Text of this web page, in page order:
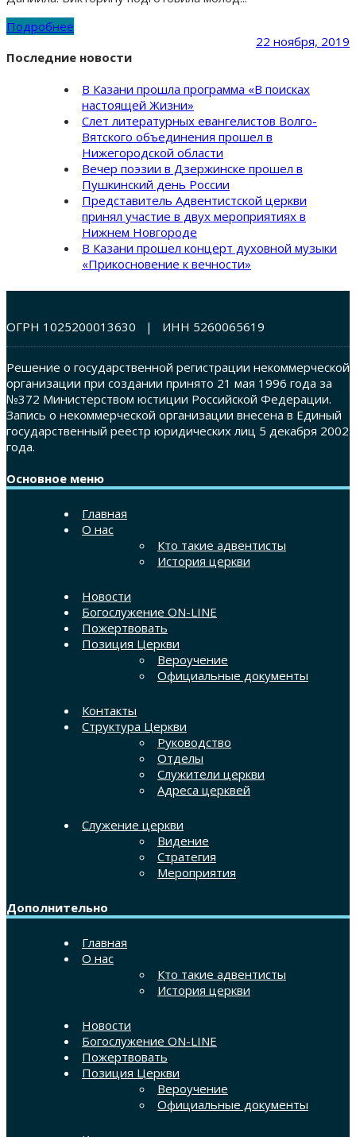
Подробнее
22 ноября, 2019
Последние новости
В Казани прошла программа «В поисках
настоящей Жизни»
Слет литературных евангелистов Волго-
Вятского объединения прошел в
Нижегородской области
Вечер поэзии в Дзержинске прошел в
Пушкинский день России
Представитель Адвентистской церкви
принял участие в двух мероприятиях в
Нижнем Новгороде
В Казани прошел концерт духовной музыки
«Прикосновение к вечности»
ОГРН 1025200013630 | ИНН 5260065619
Решение о государственной регистрации некоммерческой
организации при создании принято 21 мая 1996 года за
№372 Министерством юстиции Российской Федерации.
Запись о некоммерческой организации внесена в Единый
государственный реестр юридических лиц 5 декабря 2002
года.
Основное меню
Главная
О нас
Кто такие адвентисты
История церкви
Новости
Богослужение ON-LINE
Пожертвовать
Позиция Церкви
Вероучение
Официальные документы
Контакты
Структура Церкви
Руководство
Отделы
Служители церкви
Адреса церквей
Служение церкви
Видение
Стратегия
Мероприятия
Дополнительно
Главная
О нас
Кто такие адвентисты
История церкви
Новости
Богослужение ON-LINE
Пожертвовать
Позиция Церкви
Вероучение
Официальные документы